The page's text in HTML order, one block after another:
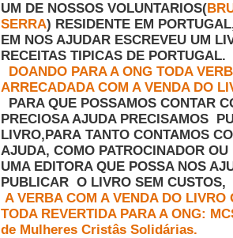
UM DE NOSSOS VOLUNTARIOS(
SERRA) RESIDENTE EM
EM NOS AJUDAR ESCREVEU UM
RECEITAS TIPICAS DE PORTUGAL.
DOANDO PARA A ONG TODA
ARRECADADA COM A VENDA DO
PARA QUE POSSAMOS CONTAR
PRECIOSA AJUDA PRECISAMOS
LIVRO,PARA TANTO CONTAMOS
AJUDA, COMO PATROCINADOR OU
UMA EDITORA QUE POSSA NOS
PUBLICAR O LIVRO SEM CUSTOS,
A VERBA COM A VENDA DO LIVRO
TODA REVERTIDA PARA A ONG:
de Mulheres Cristâs Solidárias.